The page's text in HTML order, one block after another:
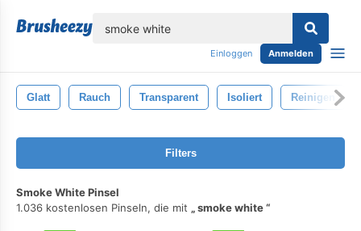
Einloggen Anmelden
Glatt Rauch Transparent Isoliert Reinigen
Filters
Smoke White Pinsel
1.036 kostenlosen Pinseln, die mit
smoke white